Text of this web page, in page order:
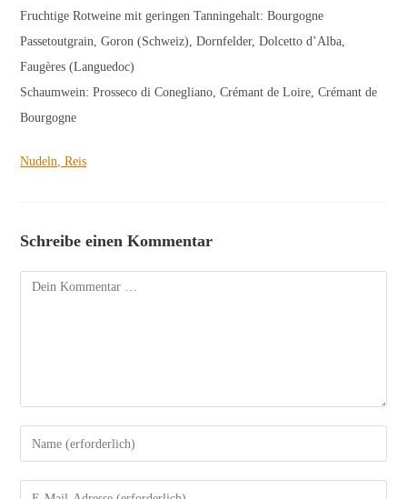
Fruchtige Rotweine mit geringen Tanningehalt: Bourgogne
Passetoutgrain, Goron (Schweiz), Dornfelder, Dolcetto d’Alba,
Faugères (Languedoc)
Schaumwein: Prosseco di Conegliano, Crémant de Loire, Crémant de
Bourgogne
Nudeln, Reis
Schreibe einen Kommentar
Kommentar
Gib
deinen
Gib